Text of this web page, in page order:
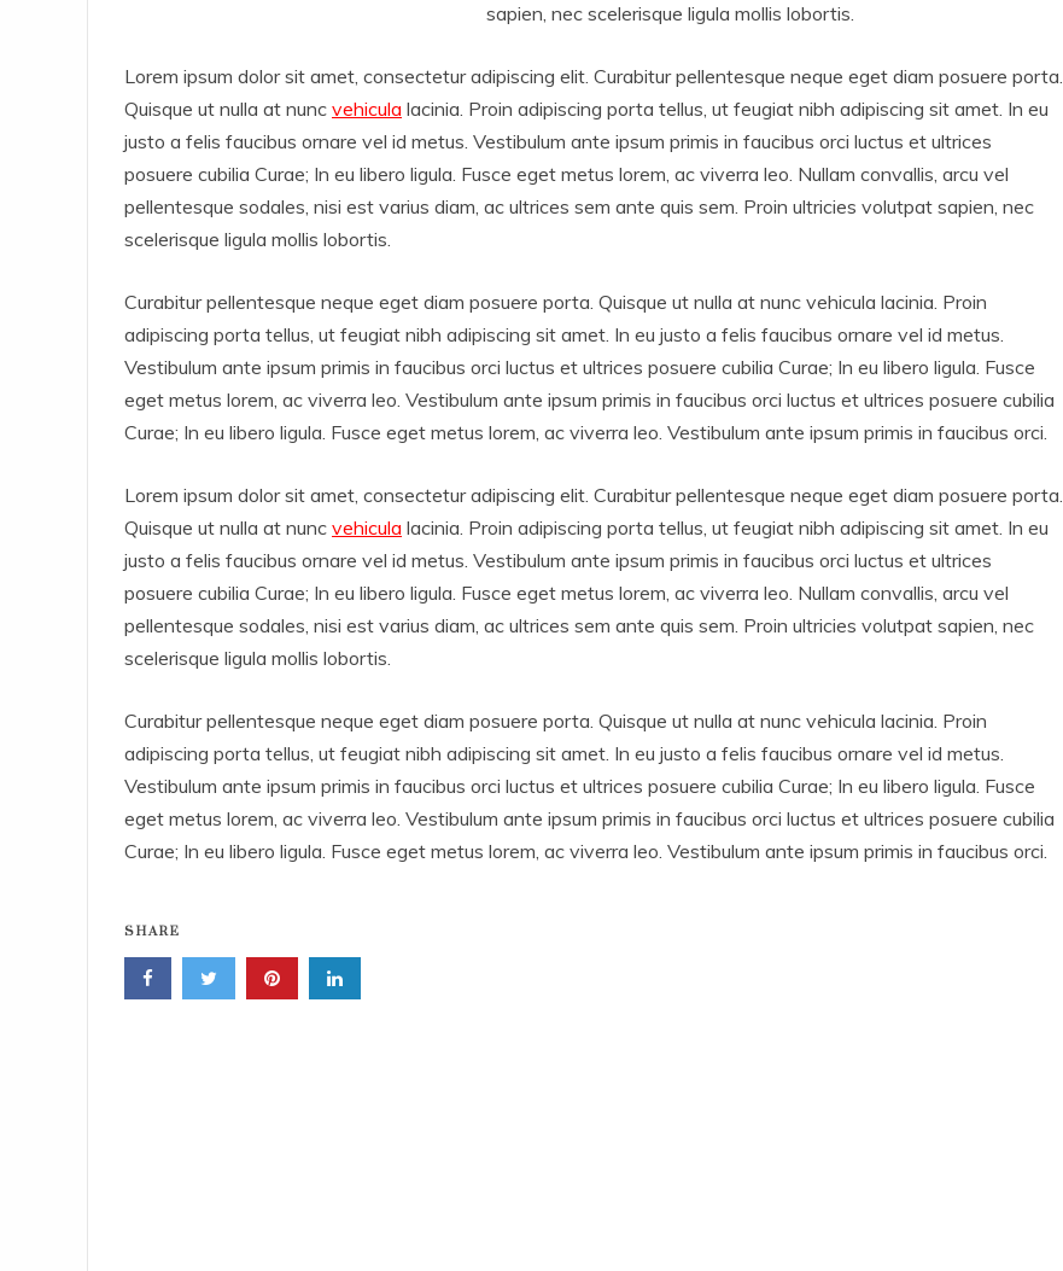
sapien, nec scelerisque ligula mollis lobortis.
Lorem ipsum dolor sit amet, consectetur adipiscing elit. Curabitur pellentesque neque eget diam posuere porta.
Quisque ut nulla at nunc vehicula lacinia. Proin adipiscing porta tellus, ut feugiat nibh adipiscing sit amet. In eu
justo a felis faucibus ornare vel id metus. Vestibulum ante ipsum primis in faucibus orci luctus et ultrices
posuere cubilia Curae; In eu libero ligula. Fusce eget metus lorem, ac viverra leo. Nullam convallis, arcu vel
pellentesque sodales, nisi est varius diam, ac ultrices sem ante quis sem. Proin ultricies volutpat sapien, nec
scelerisque ligula mollis lobortis.
Curabitur pellentesque neque eget diam posuere porta. Quisque ut nulla at nunc vehicula lacinia. Proin
adipiscing porta tellus, ut feugiat nibh adipiscing sit amet. In eu justo a felis faucibus ornare vel id metus.
Vestibulum ante ipsum primis in faucibus orci luctus et ultrices posuere cubilia Curae; In eu libero ligula. Fusce
eget metus lorem, ac viverra leo. Vestibulum ante ipsum primis in faucibus orci luctus et ultrices posuere cubilia
Curae; In eu libero ligula. Fusce eget metus lorem, ac viverra leo. Vestibulum ante ipsum primis in faucibus orci.
Lorem ipsum dolor sit amet, consectetur adipiscing elit. Curabitur pellentesque neque eget diam posuere porta.
Quisque ut nulla at nunc vehicula lacinia. Proin adipiscing porta tellus, ut feugiat nibh adipiscing sit amet. In eu
justo a felis faucibus ornare vel id metus. Vestibulum ante ipsum primis in faucibus orci luctus et ultrices
posuere cubilia Curae; In eu libero ligula. Fusce eget metus lorem, ac viverra leo. Nullam convallis, arcu vel
pellentesque sodales, nisi est varius diam, ac ultrices sem ante quis sem. Proin ultricies volutpat sapien, nec
scelerisque ligula mollis lobortis.
Curabitur pellentesque neque eget diam posuere porta. Quisque ut nulla at nunc vehicula lacinia. Proin
adipiscing porta tellus, ut feugiat nibh adipiscing sit amet. In eu justo a felis faucibus ornare vel id metus.
Vestibulum ante ipsum primis in faucibus orci luctus et ultrices posuere cubilia Curae; In eu libero ligula. Fusce
eget metus lorem, ac viverra leo. Vestibulum ante ipsum primis in faucibus orci luctus et ultrices posuere cubilia
Curae; In eu libero ligula. Fusce eget metus lorem, ac viverra leo. Vestibulum ante ipsum primis in faucibus orci.
SHARE